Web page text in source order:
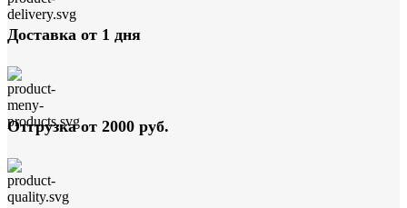
Доставка от 1 дня
Отгрузка от 2000 руб.